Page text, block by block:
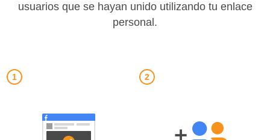
usuarios que se hayan unido utilizando tu enlace
personal.